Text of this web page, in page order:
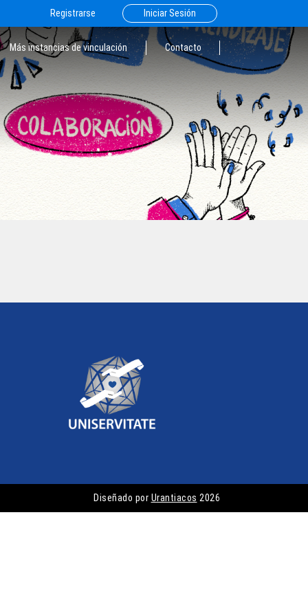
Registrarse Iniciar Sesión
Más instancias de vinculación Contacto
Diseñado por Urantiacos 2026